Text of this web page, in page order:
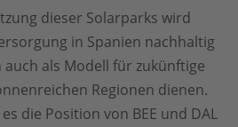
dieser Solarparks wird
in Spanien nachhaltig
als Modell für zukünftige
Regionen dienen.
die Position von BEE und DAL